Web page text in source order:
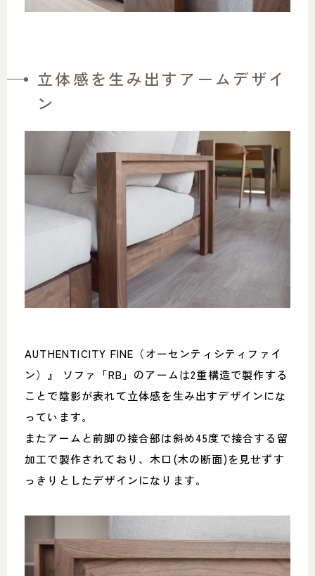
立体感を生み出すアームデザイ
ン
AUTHENTICITY FINE（オーセンティシティファイ
ン）』 ソファ「RB」のアームは2重構造で製作する
ことで陰影が表れて立体感を生み出すデザインにな
っています。
またアームと前脚の接合部は斜め45度で接合する留
加工で製作されており、木口(木の断面)を見せずす
っきりとしたデザインになります。